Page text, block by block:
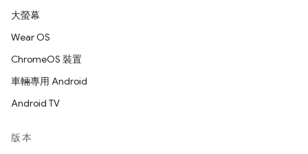
大螢幕
Wear OS
ChromeOS 裝置
車輛專用 Android
Android TV
版本